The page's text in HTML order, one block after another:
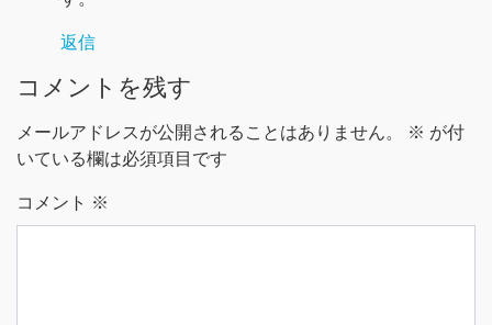
返信
コメントを残す
メールアドレスが公開されることはありません。 ※ が付
いている欄は必須項目です
コメント ※